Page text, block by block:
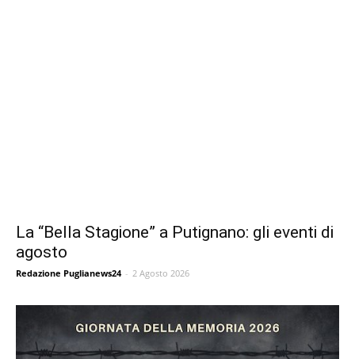
La “Bella Stagione” a Putignano: gli eventi di
agosto
Redazione Puglianews24 - 2 Agosto 2026